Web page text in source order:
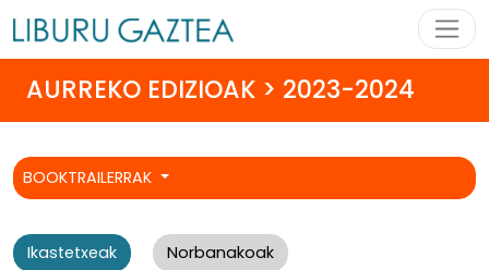
AURREKO EDIZIOAK > 2023-2024
BOOKTRAILERRAK
Ikastetxeak Norbanakoak